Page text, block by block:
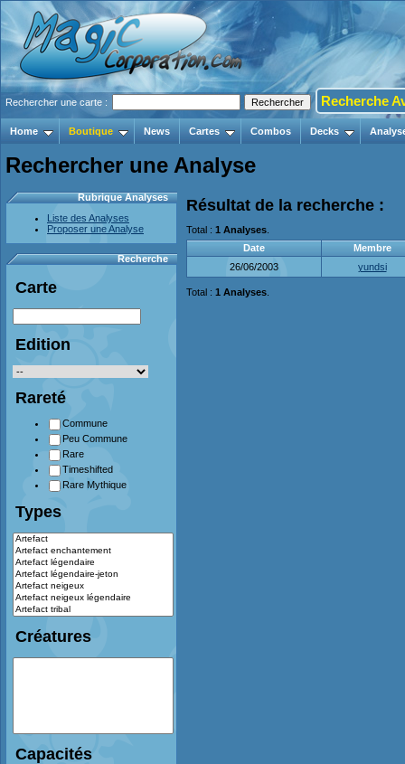
Rechercher une carte : Recherche
Home Boutique News Cartes Combos Decks
Rechercher une Analyse
Rubrique Analyses
Liste des Analyses
Proposer une Analyse
Recherche
Carte
Edition
Rareté
Commune
Peu Commune
Rare
Timeshifted
Rare Mythique
Types
Créatures
Capacités
Résultat de la recherche :
Total : 1 Analyses
Date
Membre
26/06/2003
yundsi
Total : 1 Analyses